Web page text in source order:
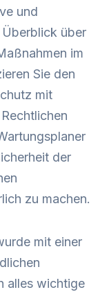
und
über
im
Sie den
mit
der
zu machen.
mit einer
alles wichtige